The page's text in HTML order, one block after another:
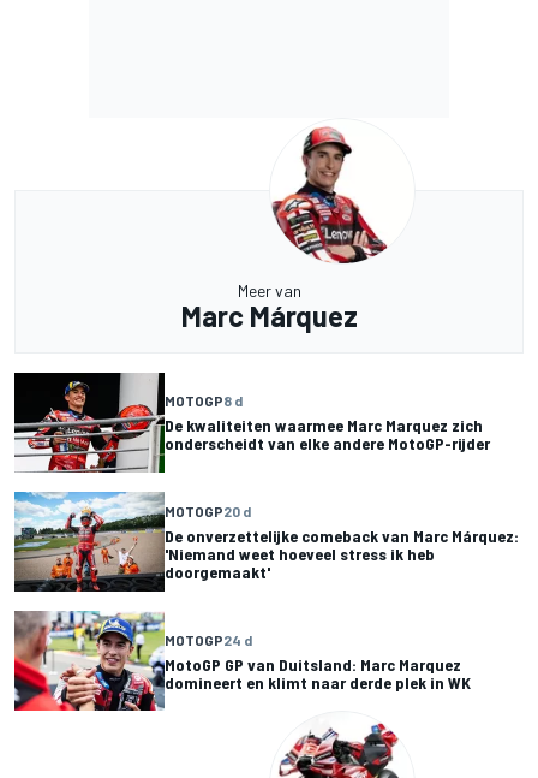
Meer van
Marc Márquez
MOTOGP8 d
De kwaliteiten waarmee Marc Marquez zich
onderscheidt van elke andere MotoGP-rijder
MOTOGP20 d
De onverzettelijke comeback van Marc Márquez:
'Niemand weet hoeveel stress ik heb
doorgemaakt'
MOTOGP24 d
MotoGP GP van Duitsland: Marc Marquez
domineert en klimt naar derde plek in WK